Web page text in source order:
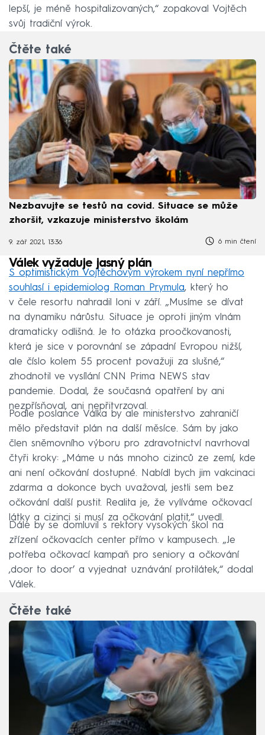
lepší, je méně hospitalizovaných,“ zopakoval Vojtěch
svůj tradiční výrok.
Čtěte také
Nezbavujte se testů na covid. Situace se může
zhoršit, vzkazuje ministerstvo školám
9. zář 2021, 13:36 6 min čtení
Válek vyžaduje jasný plán
S optimistickým Vojtěchovým výrokem nyní nepřímo
souhlasí i epidemiolog Roman Prymula, který ho
v čele resortu nahradil loni v září. „Musíme se dívat
na dynamiku nárůstu. Situace je oproti jiným vlnám
dramaticky odlišná. Je to otázka proočkovanosti,
která je sice v porovnání se západní Evropou nižší,
ale číslo kolem 55 procent považuji za slušné,“
zhodnotil ve vysílání CNN Prima NEWS stav
pandemie. Dodal, že současná opatření by ani
nezpřísňoval, ani nepřitvrzoval.
Podle poslance Válka by ale ministerstvo zahraničí
mělo představit plán na další měsíce. Sám by jako
člen sněmovního výboru pro zdravotnictví navrhoval
čtyři kroky: „Máme u nás mnoho cizinců ze zemí, kde
ani není očkování dostupné. Nabídl bych jim vakcinaci
zdarma a dokonce bych uvažoval, jestli sem bez
očkování další pustit. Realita je, že vylíváme očkovací
látky a cizinci si musí za očkování platit,“ uvedl.
Dále by se domluvil s rektory vysokých škol na
zřízení očkovacích center přímo v kampusech. „Je
potřeba očkovací kampaň pro seniory a očkování
‚door to door’ a vyjednat uznávání protilátek,“ dodal
Válek.
Čtěte také